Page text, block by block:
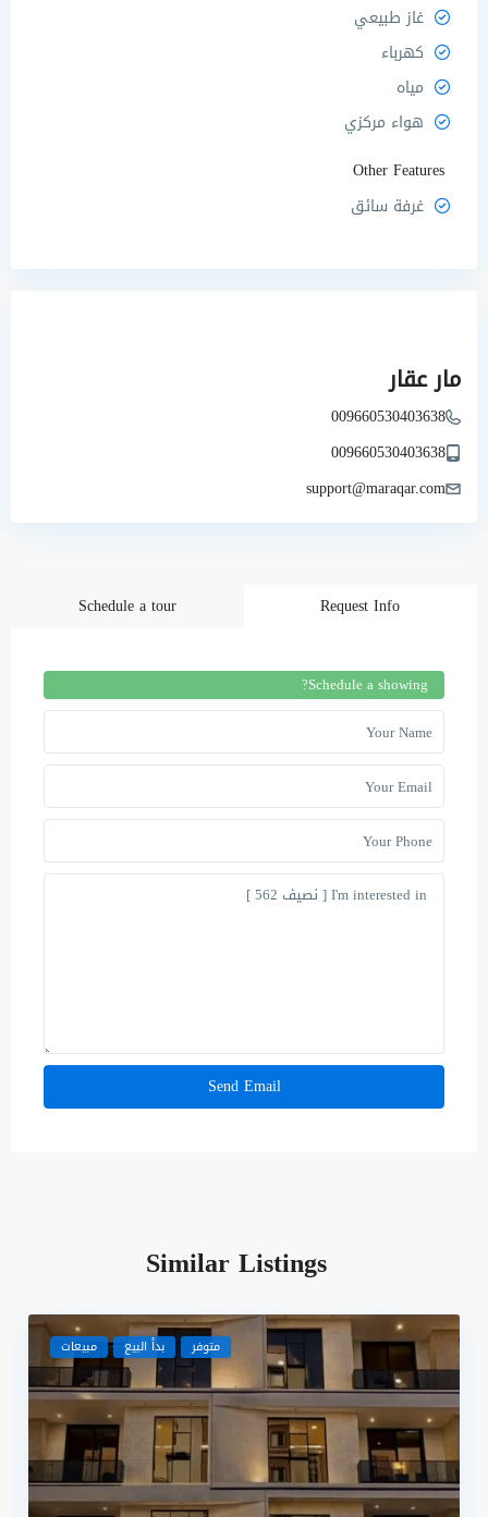
غاز طبيعي
كهرباء
مياه
هواء مركزي
Other Features
غرفة سائق
مار عقار
009660530403638
009660530403638
support@maraqar.com
Request Info
Schedule a tour
Schedule a showing?
Similar Listings
مبيعات بدأ البيع متوفر